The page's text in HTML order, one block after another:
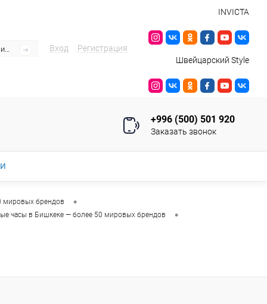
Вход Регистрация
INVICTA
Швейцарский Style
+996 (500) 501 920
Заказать звонок
мировых брендов •
часы в Бишкеке — более 50 мировых брендов •